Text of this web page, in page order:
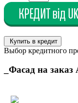
1005
1006
Купить в кредит
Выбор кредитного
_Фасад на